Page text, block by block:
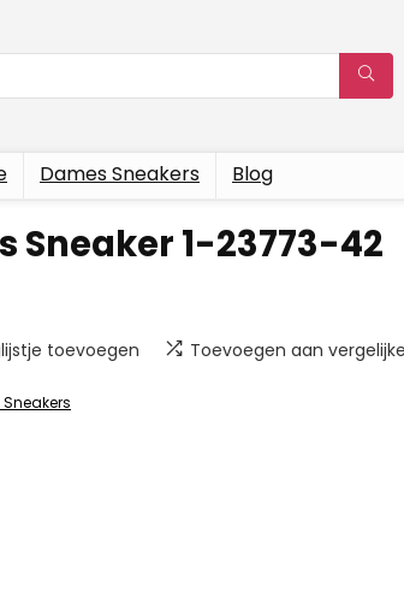
Dames Sneakers Blog
Sneaker 1-23773-42
toevoegen Toevoegen aan